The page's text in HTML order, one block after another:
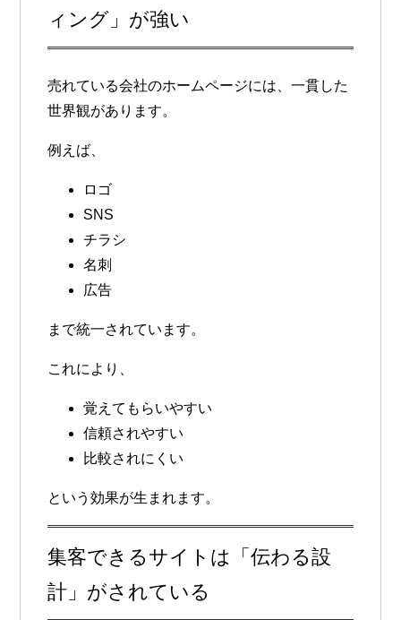
ィング」が強い
売れている会社のホームページには、一貫した
世界観があります。
例えば、
ロゴ
SNS
チラシ
名刺
広告
まで統一されています。
これにより、
覚えてもらいやすい
信頼されやすい
比較されにくい
という効果が生まれます。
集客できるサイトは「伝わる設
計」がされている